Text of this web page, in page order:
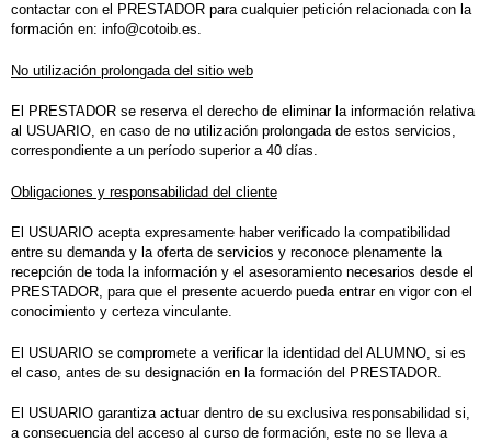
contactar con el PRESTADOR para cualquier petición relacionada con la
formación en: info@cotoib.es.
No utilización prolongada del sitio web
El PRESTADOR se reserva el derecho de eliminar la información relativa
al USUARIO, en caso de no utilización prolongada de estos servicios,
correspondiente a un período superior a 40 días.
Obligaciones y responsabilidad del cliente
El USUARIO acepta expresamente haber verificado la compatibilidad
entre su demanda y la oferta de servicios y reconoce plenamente la
recepción de toda la información y el asesoramiento necesarios desde el
PRESTADOR, para que el presente acuerdo pueda entrar en vigor con el
conocimiento y certeza vinculante.
El USUARIO se compromete a verificar la identidad del ALUMNO, si es
el caso, antes de su designación en la formación del PRESTADOR.
El USUARIO garantiza actuar dentro de su exclusiva responsabilidad si,
a consecuencia del acceso al curso de formación, este no se lleva a